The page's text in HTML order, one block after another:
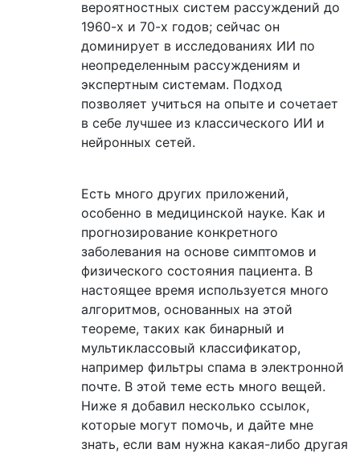
вероятностных систем рассуждений до
1960-х и 70-х годов; сейчас он
доминирует в исследованиях ИИ по
неопределенным рассуждениям и
экспертным системам. Подход
позволяет учиться на опыте и сочетает
в себе лучшее из классического ИИ и
нейронных сетей.
Есть много других приложений,
особенно в медицинской науке. Как и
прогнозирование конкретного
заболевания на основе симптомов и
физического состояния пациента. В
настоящее время используется много
алгоритмов, основанных на этой
теореме, таких как бинарный и
мультиклассовый классификатор,
например фильтры спама в электронной
почте. В этой теме есть много вещей.
Ниже я добавил несколько ссылок,
которые могут помочь, и дайте мне
знать, если вам нужна какая-либо другая